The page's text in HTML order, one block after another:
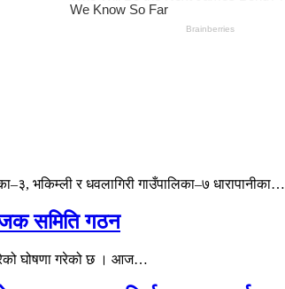
भकिम्ली र धवलागिरी गाउँपालिका–७ धारापानीका…
समिति गठन
घोषणा गरेको छ । आज…